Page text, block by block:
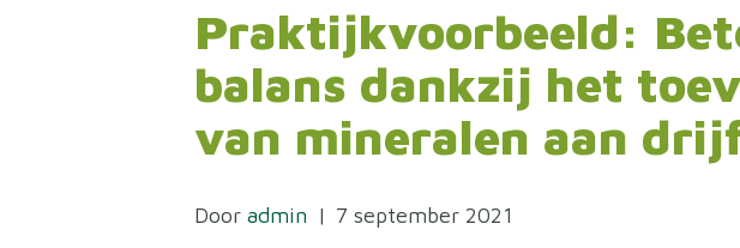
Praktijkvoorbeeld:
balans dankzij het
van mineralen aan
Door admin | 7 september 2021